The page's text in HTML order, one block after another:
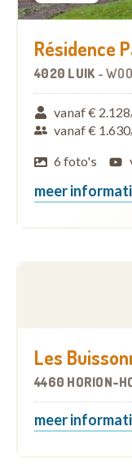
Résidence
4020 LUIK -
vanaf € 2.128
vanaf € 1.630
6 foto's
meer
Les
4460 HORION-
meer